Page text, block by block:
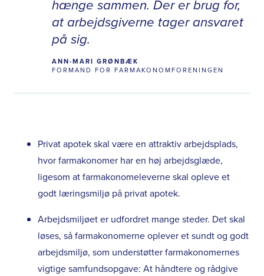
hænge sammen. Der er brug for,
at arbejdsgiverne tager ansvaret
på sig.
ANN-MARI GRØNBÆK
FORMAND FOR FARMAKONOMFORENINGEN
Privat apotek skal være en attraktiv arbejdsplads,
hvor farmakonomer har en høj arbejdsglæde,
ligesom at farmakonomeleverne skal opleve et
godt læringsmiljø på privat apotek.
Arbejdsmiljøet er udfordret mange steder. Det skal
løses, så farmakonomerne oplever et sundt og godt
arbejdsmiljø, som understøtter farmakonomernes
vigtige samfundsopgave: At håndtere og rådgive